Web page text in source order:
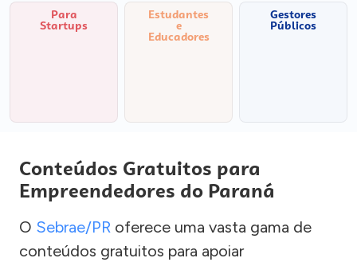
Para
Startups
Estudantes
e
Educadores
Gestores
Públicos
Conteúdos Gratuitos para
Empreendedores do Paraná
O Sebrae/PR oferece uma vasta gama de
conteúdos gratuitos para apoiar